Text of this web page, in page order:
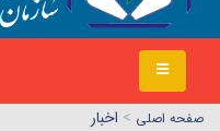
صفحه اصلي > اخبار